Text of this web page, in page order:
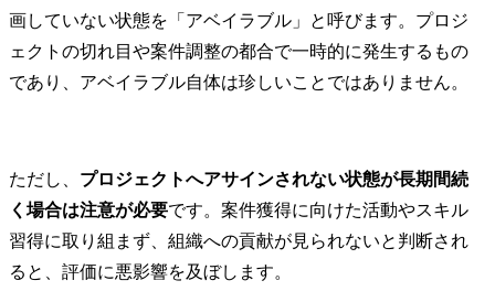
画していない状態を「アベイラブル」と呼びます。プロジ
ェクトの切れ目や案件調整の都合で一時的に発生するもの
であり、アベイラブル自体は珍しいことではありません。
ただし、 プロジェクトへアサインされない状態が長期間続
く場合は注意が必要です。案件獲得に向けた活動やスキル
習得に取り組まず、組織への貢献が見られないと判断され
ると、評価に悪影響を及ぼします。